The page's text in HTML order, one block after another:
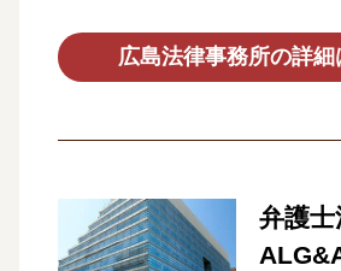
広島法律事務所の詳細
弁護士